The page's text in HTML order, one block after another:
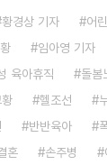
황경상 기자 어
임아영 기자
육아휴직 돌봄
황 헬조선
반반육아
혼 손주병